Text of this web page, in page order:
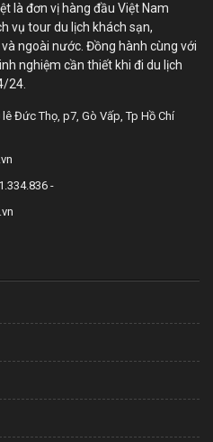
là đơn vị hàng đầu Việt Nam
vụ tour du lịch khách sạn,
ngoài nước. Đồng hành cùng với
nghiệm cần thiết khi đi du lịch
24.
Đức Thọ, p7, Gò Vấp, Tp Hồ Chí
-